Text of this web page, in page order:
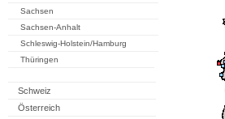
Sachsen
Sachsen-Anhalt
Schleswig-Holstein/Hamburg
Thüringen
Schweiz
Österreich